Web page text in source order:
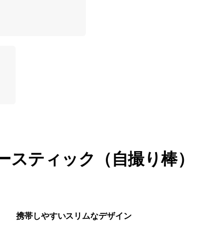
スティック（自撮り棒）
携帯しやすいスリムなデザイン